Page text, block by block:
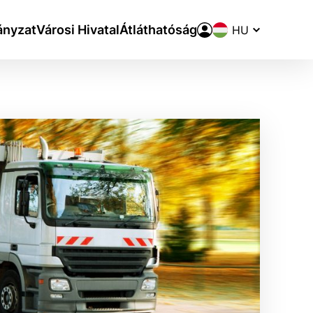
Városi HivatalÁtláthatóság Nyelvváltó
aktivite a preferenciách.
alebo aby sa uložila